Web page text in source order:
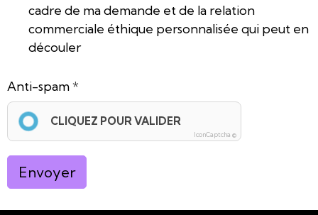
cadre de ma demande et de la relation
commerciale éthique personnalisée qui peut en
découler
Anti-spam
CLIQUEZ POUR VALIDER
IconCaptcha ©
Envoyer